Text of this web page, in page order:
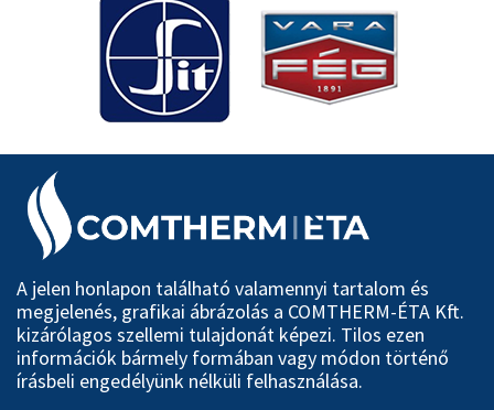
A jelen honlapon található valamennyi tartalom és
megjelenés, grafikai ábrázolás a COMTHERM-ÉTA Kft.
kizárólagos szellemi tulajdonát képezi. Tilos ezen
információk bármely formában vagy módon történő
írásbeli engedélyünk nélküli felhasználása.